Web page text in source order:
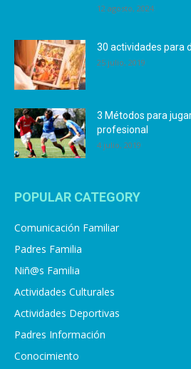
12 agosto, 2024
30 actividades para
25 julio, 2019
3 Métodos para
profesional
4 julio, 2019
POPULAR CATEGORY
Comunicación Familiar
Padres Familia
Niñ@s Familia
Actividades Culturales
Actividades Deportivas
Padres Información
Conocimiento